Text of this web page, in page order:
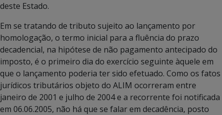
deste Estado.
Em se tratando de tributo sujeito ao lançamento por
homologação, o termo inicial para a fluência do prazo
decadencial, na hipótese de não pagamento antecipado do
imposto, é o primeiro dia do exercício seguinte àquele em
que o lançamento poderia ter sido efetuado. Como os fatos
jurídicos tributários objeto do ALIM ocorreram entre
janeiro de 2001 e julho de 2004 e a recorrente foi notificada
em 06.06.2005, não há que se falar em decadência, posto